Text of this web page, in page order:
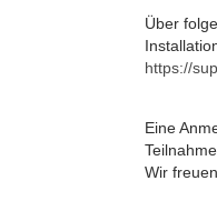
Über
https://
Eine
Wir